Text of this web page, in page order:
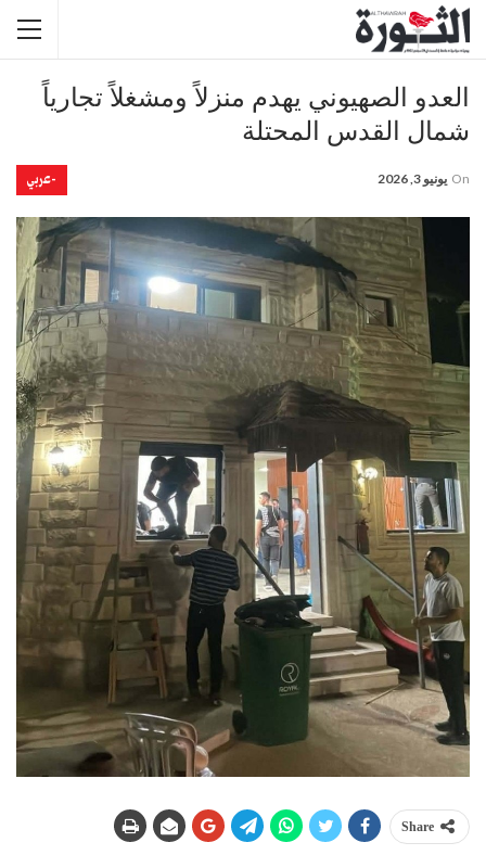
العدو الصهيوني يهدم منزلاً ومشغلاً تجارياً
شمال القدس المحتلة
-عربي On يونيو 3, 2026
Share